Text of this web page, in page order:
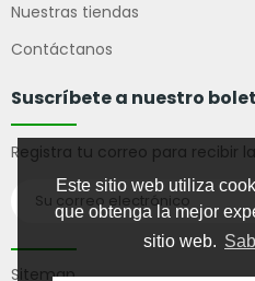
Este sitio web utiliza
que obtenga la mejor
sitio web.
Nuestras tiendas
Contáctanos
Suscríbete a nuestro
Registra tu correo para recibir
Sitemap